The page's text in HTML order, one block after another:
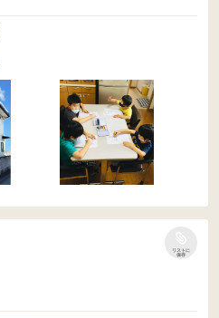
リストに
保存